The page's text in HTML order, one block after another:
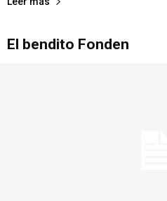
El bendito Fonden